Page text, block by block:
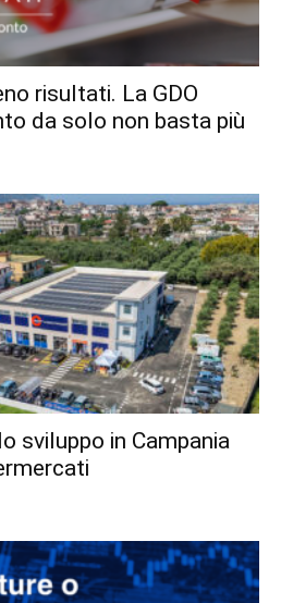
risultati. La GDO
da solo non basta più
sviluppo in Campania